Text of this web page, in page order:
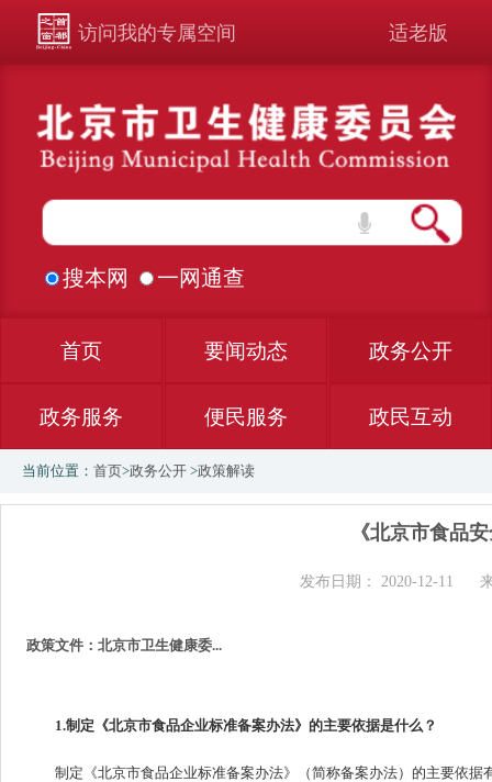
访问我的专属空间 适老版
搜本网 一网通查
首页 要闻动态 政务公开
政务服务 便民服务 政民互动
当前位置： 首页>政务公开 >政策解读
《北京市食品
发布日期： 2020-12-11
政策文件：北京市卫生健康委...
1.制定《北京市食品企业标准备案办法》的主要依据是什么？
制定《北京市食品企业标准备案办法》（简称备案办法）的主要依据